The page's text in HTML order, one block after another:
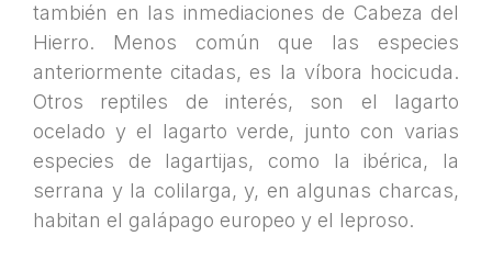
también en las inmediaciones de Cabeza del
Hierro. Menos común que las especies
anteriormente citadas, es la víbora hocicuda.
Otros reptiles de interés, son el lagarto
ocelado y el lagarto verde, junto con varias
especies de lagartijas, como la ibérica, la
serrana y la colilarga, y, en algunas charcas,
habitan el galápago europeo y el leproso.